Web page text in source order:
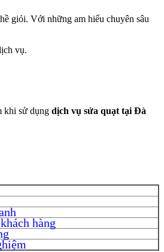
giỏi. Với những am hiểu chuyên sâu
vụ.
khi sử dụng dịch vụ sửa quạt tại Đà
hàng